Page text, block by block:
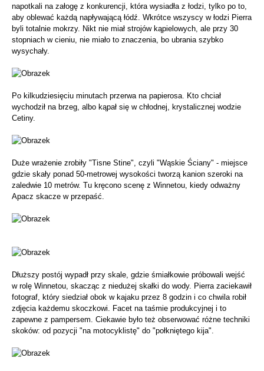
napotkali na załogę z konkurencji, która wysiadła z łodzi, tylko po to,
aby oblewać każdą napływającą łódź. Wkrótce wszyscy w łodzi Pierra
byli totalnie mokrzy. Nikt nie miał strojów kąpielowych, ale przy 30
stopniach w cieniu, nie miało to znaczenia, bo ubrania szybko
wysychały.
Po kilkudziesięciu minutach przerwa na papierosa. Kto chciał
wychodził na brzeg, albo kąpał się w chłodnej, krystalicznej wodzie
Cetiny.
Duże wrażenie zrobiły "Tisne Stine", czyli "Wąskie Ściany" - miejsce
gdzie skały ponad 50-metrowej wysokości tworzą kanion szeroki na
zaledwie 10 metrów. Tu kręcono scenę z Winnetou, kiedy odważny
Apacz skacze w przepaść.
Dłuższy postój wypadł przy skale, gdzie śmiałkowie próbowali wejść
w rolę Winnetou, skacząc z niedużej skałki do wody. Pierra zaciekawił
fotograf, który siedział obok w kajaku przez 8 godzin i co chwila robił
zdjęcia każdemu skoczkowi. Facet na taśmie produkcyjnej i to
zapewne z pampersem. Ciekawie było też obserwować różne techniki
skoków: od pozycji "na motocyklistę" do "połkniętego kija".